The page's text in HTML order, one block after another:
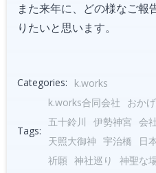
また来年に、どの様なご報
りたいと思います。
Categories: k.works
Tags:
k.works合同会社 おか
五十鈴川
伊勢神宮 会
天照大御神 宇治橋 日
祈願 神社巡り 神聖な